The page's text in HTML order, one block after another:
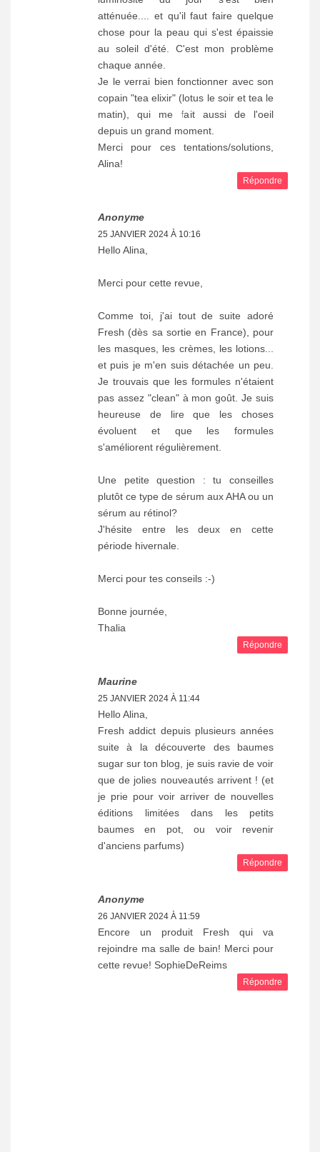
atténuée.... et qu'il faut faire quelque
chose pour la peau qui s'est épaissie
au soleil d'été. C'est mon problème
chaque année.
Je le verrai bien fonctionner avec son
copain "tea elixir" (lotus le soir et tea le
matin), qui me fait aussi de l'oeil
depuis un grand moment.
Merci pour ces tentations/solutions,
Alina!
Répondre
Anonyme
25 JANVIER 2024 À 10:16
Hello Alina,
Merci pour cette revue,
Comme toi, j'ai tout de suite adoré
Fresh (dès sa sortie en France), pour
les masques, les crèmes, les lotions...
et puis je m'en suis détachée un peu.
Je trouvais que les formules n'étaient
pas assez "clean" à mon goût. Je suis
heureuse de lire que les choses
évoluent et que les formules
s'améliorent régulièrement.
Une petite question : tu conseilles
plutôt ce type de sérum aux AHA ou un
sérum au rétinol?
J'hésite entre les deux en cette
période hivernale.
Merci pour tes conseils :-)
Bonne journée,
Thalia
Répondre
Maurine
25 JANVIER 2024 À 11:44
Hello Alina,
Fresh addict depuis plusieurs années
suite à la découverte des baumes
sugar sur ton blog, je suis ravie de voir
que de jolies nouveautés arrivent ! (et
je prie pour voir arriver de nouvelles
éditions limitées dans les petits
baumes en pot, ou voir revenir
d'anciens parfums)
Répondre
Anonyme
26 JANVIER 2024 À 11:59
Encore un produit Fresh qui va
rejoindre ma salle de bain! Merci pour
cette revue! SophieDeReims
Répondre